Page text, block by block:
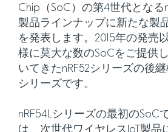
Chip（SoC）の第4世代となる
製品ラインナップに新たな製
を発表します。2015年の発売
様に莫大な数のSoCをご提供
いてきたnRF52シリーズの後
シリーズです。
nRF54Lシリーズの最初のSoC